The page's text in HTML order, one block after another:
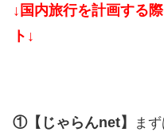
↓国内旅行を計画する
ト↓
①【じゃらんnet】
ま